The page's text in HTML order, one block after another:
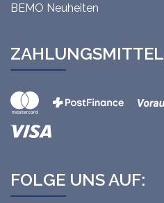
BEMO Neuheiten
ZAHLUNGSMITTEL
FOLGE UNS AUF: